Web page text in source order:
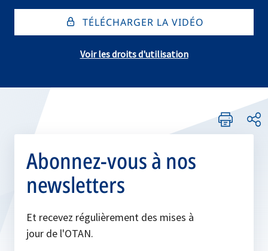
TÉLÉCHARGER LA VIDÉO
Voir les droits d'utilisation
Abonnez-vous à nos
newsletters
Et recevez régulièrement des mises à
jour de l'OTAN.